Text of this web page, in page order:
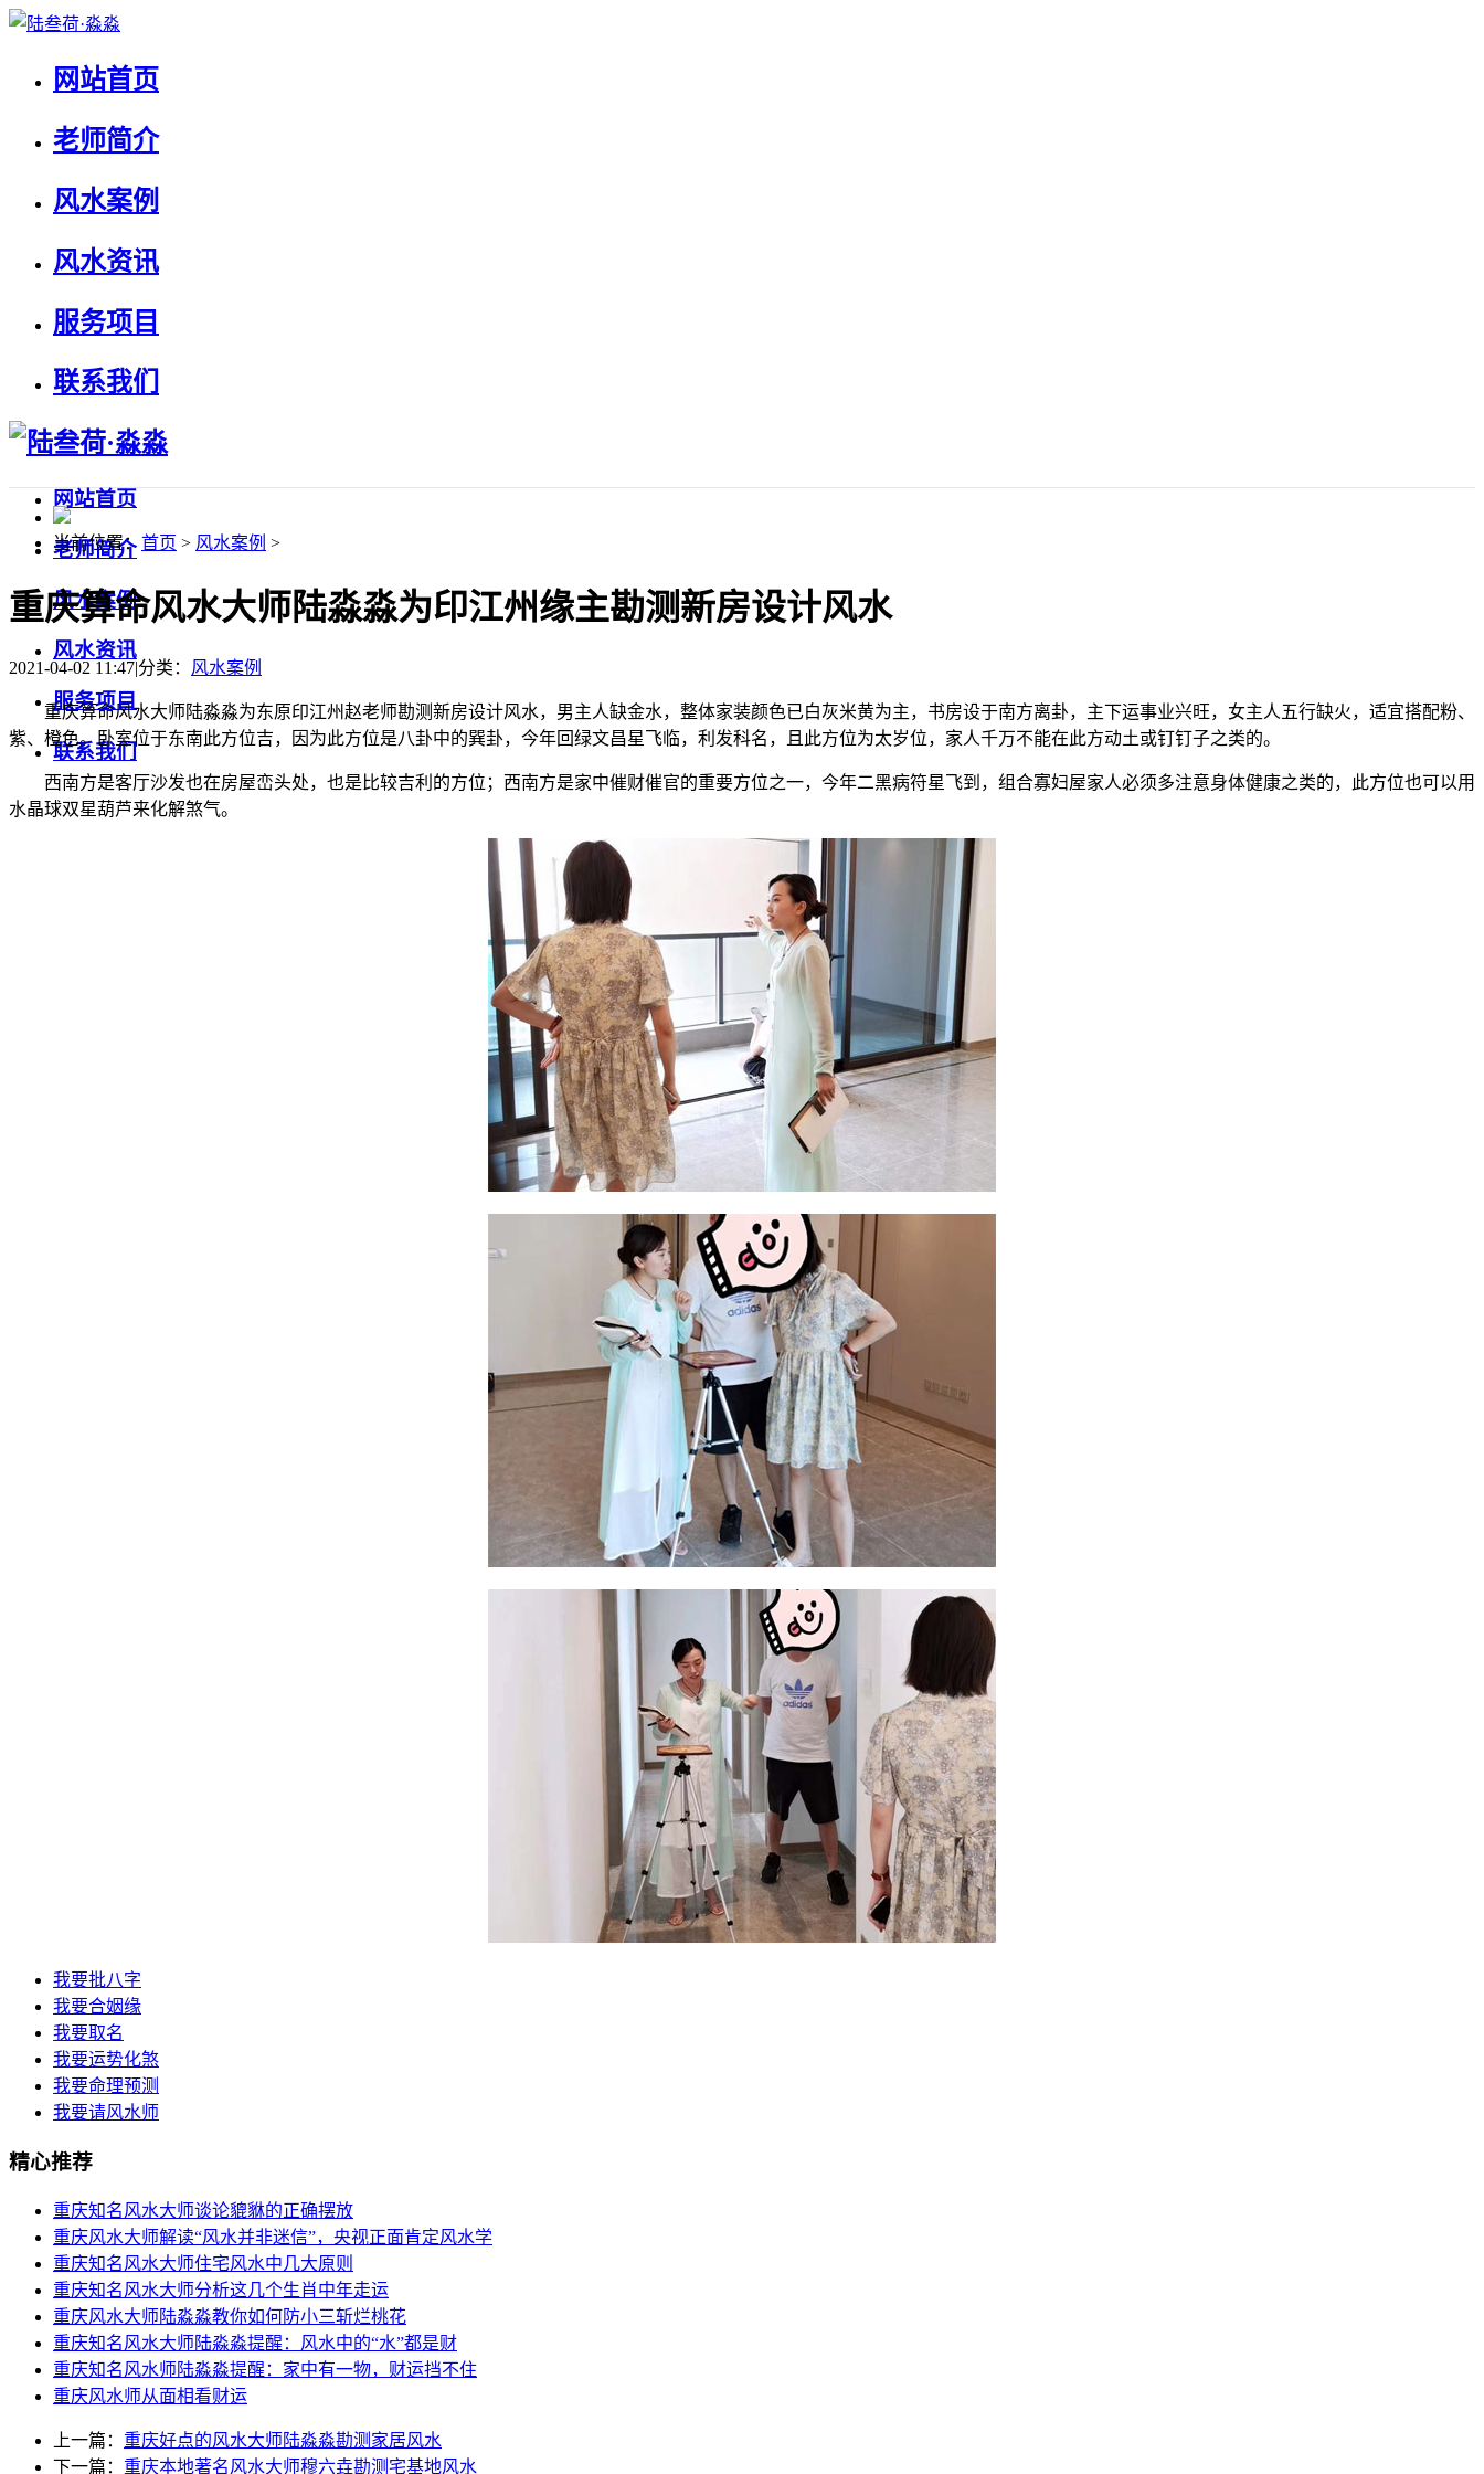
网站首页
老师简介
风水案例
风水资讯
服务项目
联系我们
网站首页
老师简介
风水案例
风水资讯
服务项目
联系我们
当前位置： 首页 > 风水案例 >
重庆算命风水大师陆淼淼为印江州缘主勘测新房设计风水
2021-04-02 11:47|分类： 风水案例
重庆算命风水大师陆淼淼为东原印江州赵老师勘测新房设计风水，男主人缺金水，整体家装颜色已白灰米黄为主，书房设于南方离卦，主下运事业兴旺，女主人五行缺火，适宜搭配粉、
紫、橙色。卧室位于东南此方位吉，因为此方位是八卦中的巽卦，今年回绿文昌星飞临，利发科名，且此方位为太岁位，家人千万不能在此方动土或钉钉子之类的。
西南方是客厅沙发也在房屋峦头处，也是比较吉利的方位；西南方是家中催财催官的重要方位之一，今年二黑病符星飞到，组合寡妇屋家人必须多注意身体健康之类的，此方位也可以用
水晶球双星葫芦来化解煞气。
我要批八字
我要合姻缘
我要取名
我要运势化煞
我要命理预测
我要请风水师
精心推荐
重庆知名风水大师谈论貔貅的正确摆放
重庆风水大师解读“风水并非迷信”，央视正面肯定风水学
重庆知名风水大师住宅风水中几大原则
重庆知名风水大师分析这几个生肖中年走运
重庆风水大师陆淼淼教你如何防小三斩烂桃花
重庆知名风水大师陆淼淼提醒：风水中的“水”都是财
重庆知名风水师陆淼淼提醒：家中有一物，财运挡不住
重庆风水师从面相看财运
上一篇： 重庆好点的风水大师陆淼淼勘测家居风水
下一篇： 重庆本地著名风水大师穆六垚勘测宅基地风水